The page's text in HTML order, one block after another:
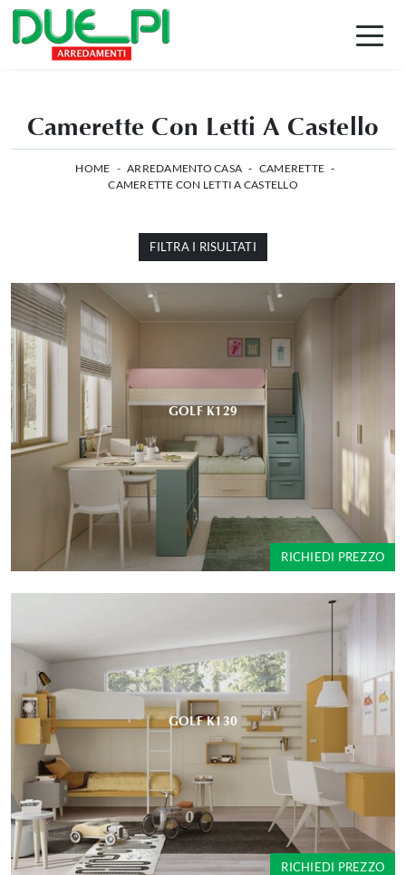
Camerette Con Letti A Castello
HOME - ARREDAMENTO CASA - CAMERETTE -
CAMERETTE CON LETTI A CASTELLO
FILTRA I RISULTATI
GOLF K129
RICHIEDI PREZZO
GOLF K130
RICHIEDI PREZZO